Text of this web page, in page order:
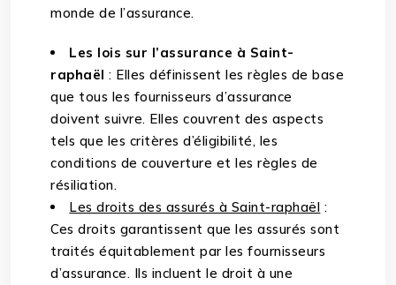
monde de l’assurance.
Les lois sur l’assurance à Saint-
raphaël : Elles définissent les règles de base
que tous les fournisseurs d’assurance
doivent suivre. Elles couvrent des aspects
tels que les critères d’éligibilité, les
conditions de couverture et les règles de
résiliation.
Les droits des assurés à Saint-raphaël :
Ces droits garantissent que les assurés sont
traités équitablement par les fournisseurs
d’assurance. Ils incluent le droit à une